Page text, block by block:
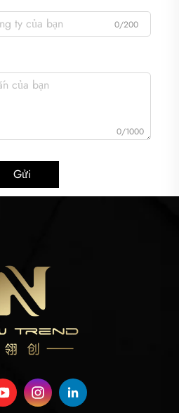
0/200
0/1000
Gửi